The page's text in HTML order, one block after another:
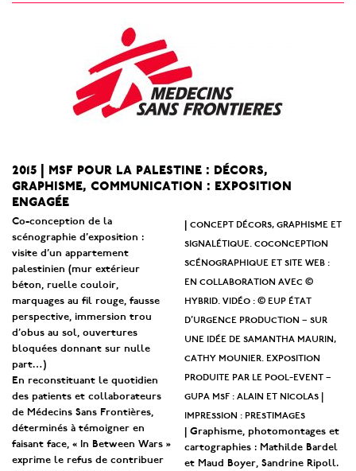
2015 | msf pour la palestine : décors,
graphisme, communication : exposition
engagée
Co-conception de la
scénographie d’exposition :
visite d’un appartement
palestinien (mur extérieur
béton, ruelle couloir,
marquages au fil rouge, fausse
perspective, immersion trou
d’obus au sol, ouvertures
bloquées donnant sur nulle
part…)
En reconstituant le quotidien
des patients et collaborateurs
de Médecins Sans Frontières,
déterminés à témoigner en
faisant face, « In Between Wars »
exprime le refus de contribuer
|concept décors, graphisme et
signalétique. coconception
scénographique et site web :
en collaboration avec ©
hybrid. vidéo : © eup état
d’urgence production – sur
une idée de samantha maurin,
cathy mounier. exposition
produite par le pool-event –
gupa msf : alain et nicolas |
impression : prestimages
| Graphisme, photomontages et
cartographies : Mathilde Bardel
et Maud Boyer, Sandrine Ripoll.